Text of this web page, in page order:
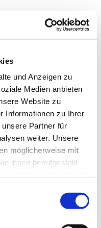
und Anzeigen zu
Medien anbieten
Website zu
Informationen zu Ihrer
Partner für
weiter. Unsere
möglicherweise mit
ihnen bereitgestellt
privacy-policy/